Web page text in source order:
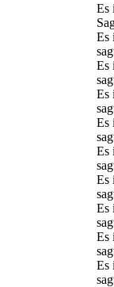
Es
Es
Es
Es
Es
Es
Es
Es
Es
Es